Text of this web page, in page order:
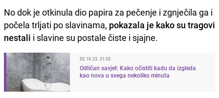
No dok je otkinula dio papira za pečenje i zgnječila ga i
počela trljati po slavinama, pokazala je kako su tragovi
nestali i slavine su postale čiste i sjajne.
02.10.23. 21:33
Odličan savjet: Kako očistiti kadu da izgleda
kao nova u svega nekoliko minuta